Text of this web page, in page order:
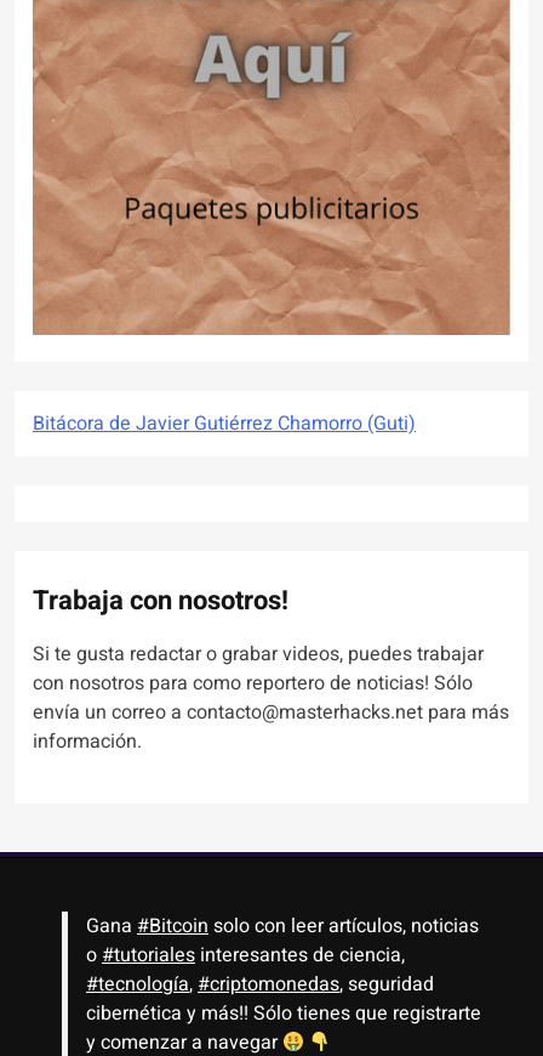
Bitácora de Javier Gutiérrez Chamorro (Guti)
Trabaja con nosotros!
Si te gusta redactar o grabar videos, puedes trabajar
con nosotros para como reportero de noticias! Sólo
envía un correo a contacto@masterhacks.net para más
información.
Gana #Bitcoinsolo con leer artículos, noticias
o#tutoriales interesantes de ciencia,
#tecnología,#criptomonedas, seguridad
cibernética y más!! Sólo tienes que registrarte
y comenzar a navegar